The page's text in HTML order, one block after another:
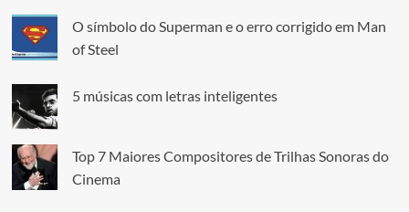
O símbolo do Superman e o erro corrigido em Man
of Steel
5 músicas com letras inteligentes
Top 7 Maiores Compositores de Trilhas Sonoras do
Cinema